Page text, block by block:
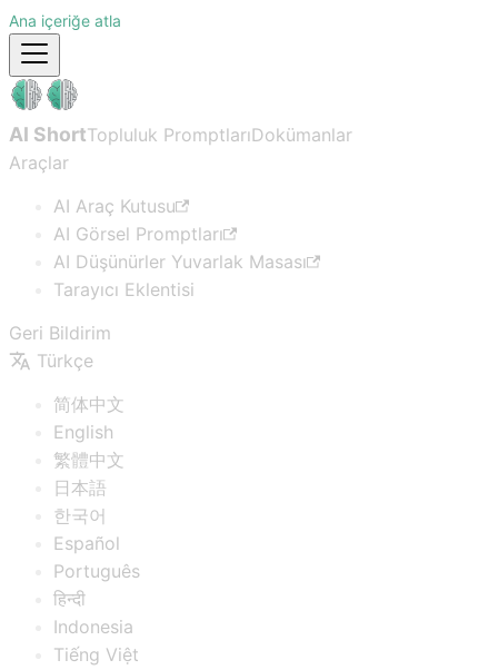
Ana içeriğe atla
AI ShortTopluluk PromptlarıDokümanlar
Araçlar
AI Araç Kutusu
AI Görsel Promptları
AI Düşünürler Yuvarlak Masası
Tarayıcı Eklentisi
Geri Bildirim
Türkçe
简体中文
English
繁體中文
日本語
한국어
Español
Português
हिन्दी
Indonesia
Tiếng Việt